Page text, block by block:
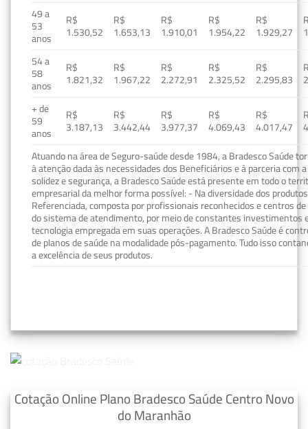
49 a
53
anos
R$
1.530,52
R$
1.653,13
R$
1.910,01
R$
1.954,22
R$
1.929,27
54 a
58
anos
R$
1.821,32
R$
1.967,22
R$
2.272,91
R$
2.325,52
R$
2.295,83
+ de
59
anos
R$
3.187,13
R$
3.442,44
R$
3.977,37
R$
4.069,43
R$
4.017,47
Atuando na área de Seguro-saúde desde 1984, a Bradesco Saúde
à atenção dada às necessidades dos Beneficiários e à parceria com
solidez e segurança, a Bradesco Saúde está presente em todo o
empresarial da melhor forma possível: - Na diversidade dos
Referenciada, composta por profissionais reconhecidos e centros
do sistema de atendimento, por meio de constantes investimentos
tecnologia empregada em suas operações. A Bradesco Saúde é
de planos de saúde na modalidade pós-pagamento. Tudo isso
a excelência de seus produtos.
Cotação Online Plano Bradesco Saúde Centro Novo
do Maranhão